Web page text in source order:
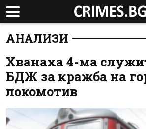
АНАЛИЗИ
Хванаха 4-ма
БДЖ за кражба на
локомотив